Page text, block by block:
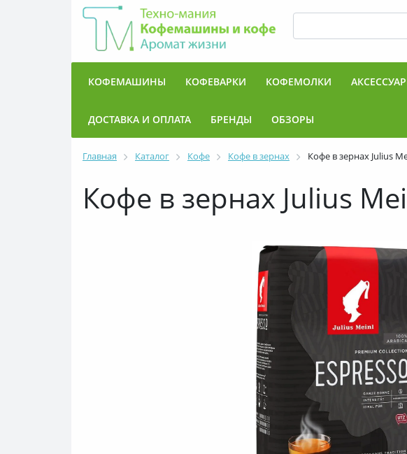
КОФЕМАШИНЫ КОФЕВАРКИ КОФЕМОЛКИ
ДОСТАВКА И ОПЛАТА БРЕНДЫ ОБЗОРЫ
Главная Каталог Кофе Кофе в зернах Кофе в зернах Julius
Кофе в зернах Julius